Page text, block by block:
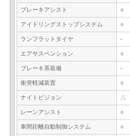
ブレーキアシスト ○
アイドリングストップシステム ○
ランフラットタイヤ -
エアサスペンション ○
ブレーキ系装備 -
衝突軽減装置 ○
ナイトビジョン △
レーンアシスト ○
車間距離自動制御システム ○